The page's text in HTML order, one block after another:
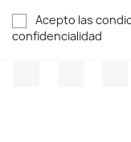
Acepto las
confidencialidad